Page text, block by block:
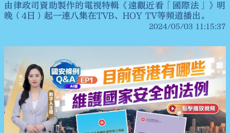
由律政司資助製作的電視特輯《遠觀近看「國際法」》明
晚（4日）起一連八集在TVB、HOY TV等頻道播出。
2024/05/03 11:15:37